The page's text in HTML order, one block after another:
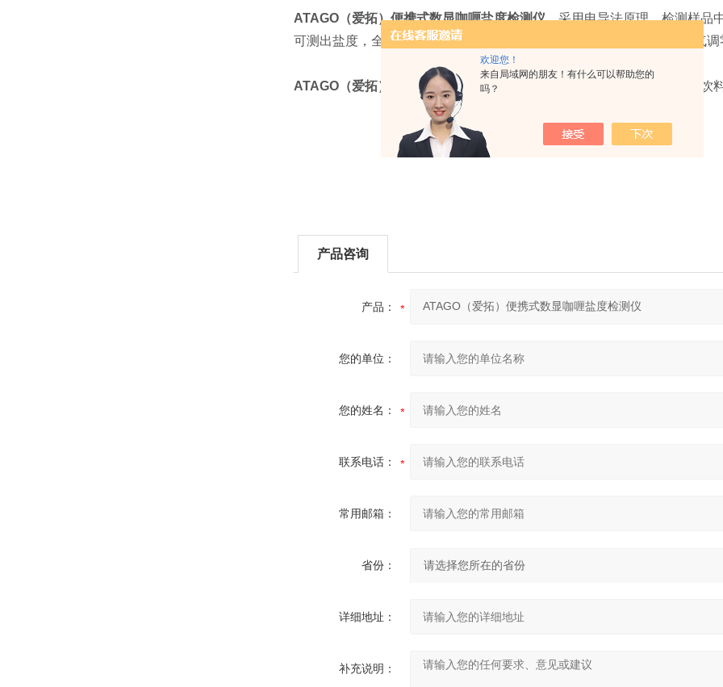
欢迎您！
来自局域网的朋友！有什么可以帮助您的
吗？
ATAGO（爱拓）便携式数显咖喱盐度检测仪，采用电导法原理，检测样品
可测出盐度，全数字显示，数值稳定，防水设计，可直接流水清洗，空气
ATAGO（爱拓）便携式数显咖喱盐度检测仪 广泛应用于制盐、食品、饮
产品咨询
产品：
您的单位：
您的姓名：
联系电话：
常用邮箱：
省份：
详细地址：
补充说明：